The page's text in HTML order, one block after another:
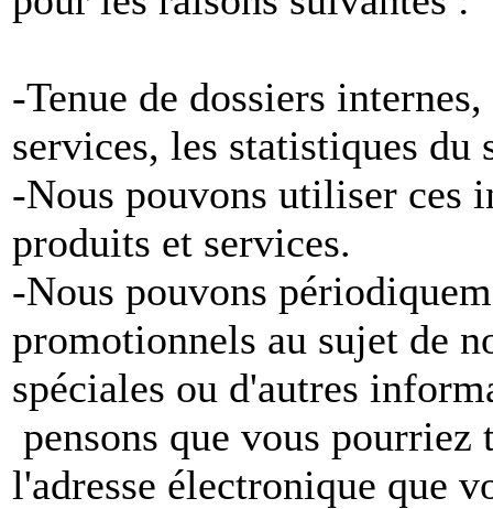
-Tenue de dossiers
services, les statistiques du
-Nous pouvons utiliser ces
produits et services.
-Nous pouvons
promotionnels au sujet de
spéciales ou d'autres
pensons que vous
l'adresse électronique que